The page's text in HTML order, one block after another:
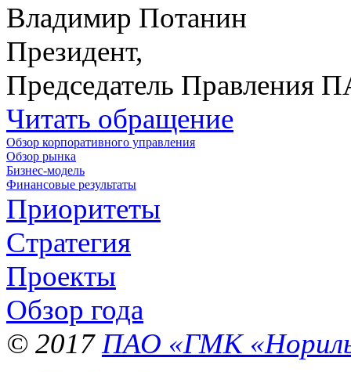
Владимир Потанин
Президент,
Председатель Правления
Читать обращение
Обзор корпоративного управления
Обзор рынка
Бизнес-модель
Финансовые результаты
Приоритеты
Стратегия
Проекты
Обзор года
© 2017 ПАО «ГМК